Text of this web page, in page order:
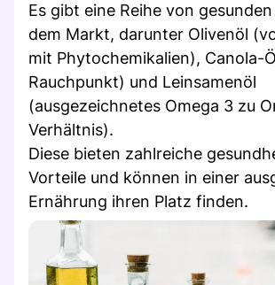
Es gibt eine Reihe von
dem Markt, darunter Olivenöl
mit Phytochemikalien), Canola-
Rauchpunkt) und Leinsamenöl
(ausgezeichnetes Omega 3 zu
Verhältnis).
Diese bieten zahlreiche
Vorteile und können in einer
Ernährung ihren Platz finden.